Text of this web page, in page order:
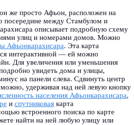
же просто Афьон, расположен на
посередине между Стамбулом и
описывает подробную схему
улиц и номерами домов. Можно
Афьонкарахисара. Эта карта
интерактивной — ей можно
Для увеличения или уменьшения
увидеть дома и улицы,
на панели слева. Сдвинуть центр
удерживая над ней левую кнопку
населения Афьонкарахисара,
и спутниковая карта
встроенного поиска по карте
найти на ней любую улицу или